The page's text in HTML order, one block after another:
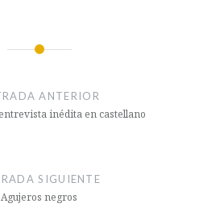
ANTERIOR
inédita en castellano
SIGUIENTE
Agujeros negros